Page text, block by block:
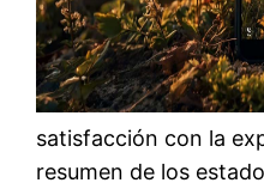
satisfacción con la
resumen de los